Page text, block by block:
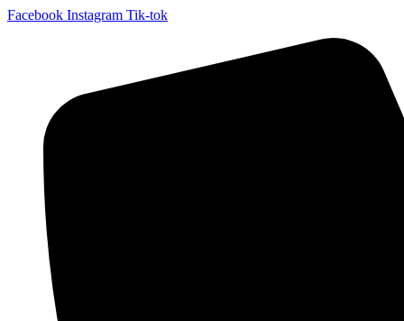
Facebook Instagram Tik-tok